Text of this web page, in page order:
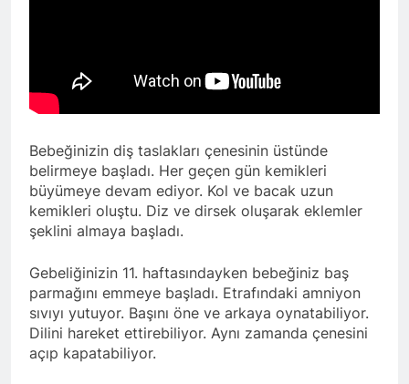
Bebeğinizin diş taslakları çenesinin üstünde
belirmeye başladı. Her geçen gün kemikleri
büyümeye devam ediyor. Kol ve bacak uzun
kemikleri oluştu. Diz ve dirsek oluşarak eklemler
şeklini almaya başladı.
Gebeliğinizin 11. haftasındayken bebeğiniz baş
parmağını emmeye başladı. Etrafındaki amniyon
sıvıyı yutuyor. Başını öne ve arkaya oynatabiliyor.
Dilini hareket ettirebiliyor. Aynı zamanda çenesini
açıp kapatabiliyor.